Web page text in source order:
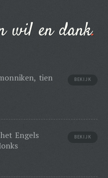
wil en dank
BEKIJK
tien
BEKIJK
Engels